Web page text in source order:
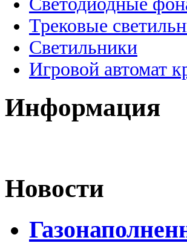
Трековые
Светильники
Игровой автомат
Информация
Новости